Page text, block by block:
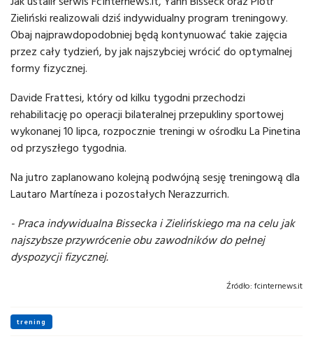
Zieliński realizowali dziś indywidualny program treningowy.
Obaj najprawdopodobniej będą kontynuować takie zajęcia
przez cały tydzień, by jak najszybciej wrócić do optymalnej
formy fizycznej.
Davide Frattesi, który od kilku tygodni przechodzi
rehabilitację po operacji bilateralnej przepukliny sportowej
wykonanej 10 lipca, rozpocznie treningi w ośrodku La Pinetina
od przyszłego tygodnia.
Na jutro zaplanowano kolejną podwójną sesję treningową dla
Lautaro Martíneza i pozostałych Nerazzurrich.
- Praca indywidualna Bissecka i Zielińskiego ma na celu jak
najszybsze przywrócenie obu zawodników do pełnej
dyspozycji fizycznej.
Źródło: fcinternews.it
trening